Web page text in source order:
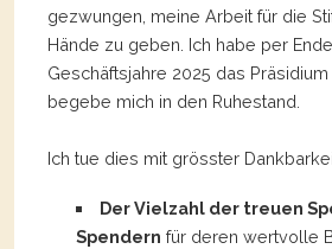
gezwungen, meine Arbeit für die
Hände zu geben. Ich habe per
Geschäftsjahre 2025 das
begebe mich in den Ruhestand.
Ich tue dies mit grösster
Der Vielzahl der treuen
Spendern für deren wertvolle